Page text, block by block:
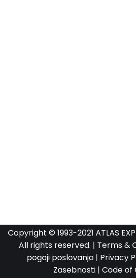
Copyright © 1993-2021 ATLAS
All rights reserved. | Terms &
pogoji poslovanja | Privacy
Zasebnosti| Code of